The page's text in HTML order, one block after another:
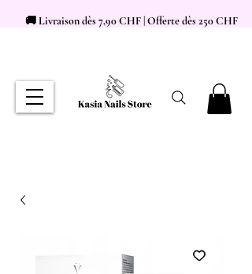
🚚 Livraison dès 7,90 CHF | Offerte dès 250 CHF